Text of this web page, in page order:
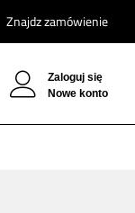
Znajdz zamówienie
Zaloguj się
Nowe konto
260 zł